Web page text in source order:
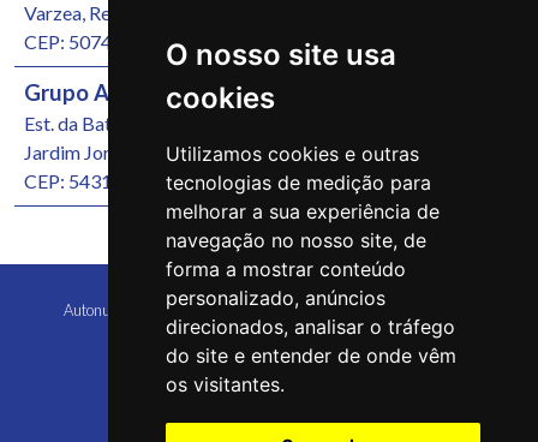
O nosso site usa
cookies
Utilizamos cookies e outras
tecnologias de medição para
melhorar a sua experiência de
navegação no nosso site, de
forma a mostrar conteúdo
personalizado, anúncios
direcionados, analisar o tráfego
do site e entender de onde vêm
os visitantes.
Varzea, Recife/PE
CEP: 50740-000
Grupo Autonunes Seminovos
Est. da Batalha, 1000
Jardim Jordão, Jaboatão dos Guararapes/PE
CEP: 54315-570
Autonunes Caruaru Copyright 2026 Todos os direitos reservados